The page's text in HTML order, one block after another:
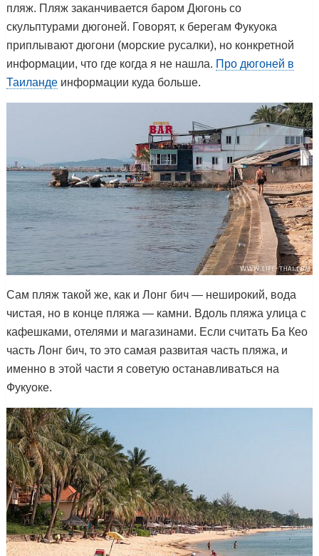
пляж. Пляж заканчивается баром Дюгонь со
скульптурами дюгоней. Говорят, к берегам Фукуока
приплывают дюгони (морские русалки), но конкретной
информации, что где когда я не нашла. Про дюгоней в
Таиландеинформации куда больше.
Сам пляж такой же, как и Лонг бич — неширокий, вода
чистая, но в конце пляжа — камни. Вдоль пляжа улица с
кафешками, отелями и магазинами. Если считать Ба Кео
часть Лонг бич, то это самая развитая часть пляжа, и
именно в этой части я советую останавливаться на
Фукуоке.